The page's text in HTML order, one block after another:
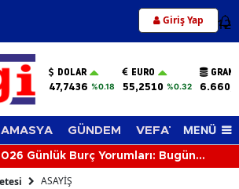
Giriş Yap 12
DOLAR
47,7436 %0.18
EURO
55,2510 %0.32
AMASYA GÜNDEM VEFAT EDENLER
MENÜ
Günlük Burç Yorumları: Bugün
ASAYİŞ